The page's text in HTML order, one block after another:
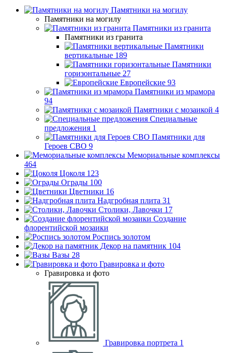
Памятники на могилу
Памятники на могилу
Памятники из гранита
Памятники из гранита
Памятники
вертикальные 189
Памятники
горизонтальные 27
Европейские 93
Памятники из мрамора
94
Памятники с мозаикой 4
Специальные
предложения 1
Памятники для
Героев СВО 9
Мемориальные комплексы
464
Цоколя 123
Ограды 100
Цветники 16
Надгробная плита 31
Столики, Лавочки 17
Создание
флорентийской мозаики
Роспись золотом
Декор на памятник 104
Вазы 28
Гравировка и фото
Гравировка и фото
Гравировка портрета 1